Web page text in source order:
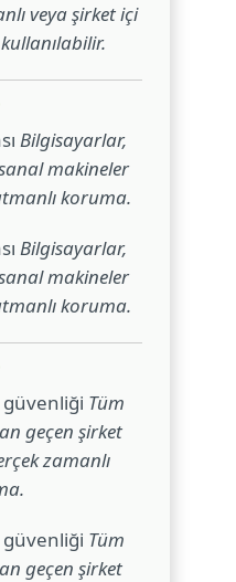
veya şirket içi
Bilgisayarlar,
makineler
koruma.
Bilgisayarlar,
makineler
koruma.
Tüm
geçen şirket
zamanlı
Tüm
geçen şirket